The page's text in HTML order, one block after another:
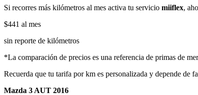
Si recorres más kilómetros al mes activa tu servicio miiflex,
$441 al mes
sin reporte de kilómetros
*La comparación de precios es una referencia de primas de
Recuerda que tu tarifa por km es personalizada y depende de
Mazda 3 AUT 2016